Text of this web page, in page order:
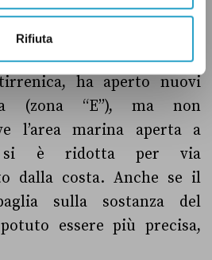
Rifiuta
fine di chiarire le zone in
nuove istanze.
a nuove attività di
ha aperto nuovi
(zona “E”), ma non
l’area marina aperta a
si è ridotta per via
dalla costa. Anche se il
sulla sostanza del
essere più precisa,